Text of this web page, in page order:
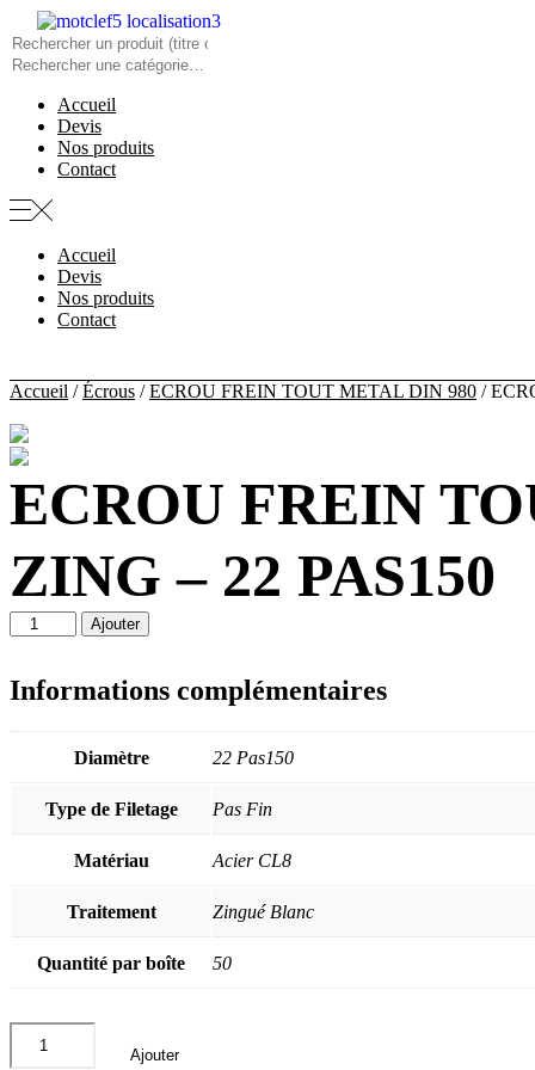
Accueil
Devis
Nos produits
Contact
Accueil
Devis
Nos produits
Contact
Accueil /Écrous /ECROU FREIN TOUT METAL DIN 980 /
ECROU FREIN
ZING – 22 PAS150
quantité
de
FREIN
TOUT
METAL
FIN
PAS150
Ajouter
Informations complémentaires
Diamètre 22 Pas150
Type de Filetage Pas Fin
Matériau Acier CL8
Traitement Zingué Blanc
Quantité par boîte 50
quantité
Ajouter
Panneau de gestion des cookies